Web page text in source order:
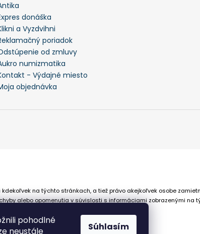
pohodlné
neustále
Súhlasím
donáška
a Vyzdvihni
poriadok
od zmluvy
numizmatika
- Výdajné miesto
objednávka
na týchto stránkach, a tiež právo akejkoľvek osobe
alebo opomenutia v súvislosti s informáciami zobrazenými na
na týchto stránkach.